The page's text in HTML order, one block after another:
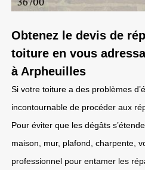
Obtenez le devis de
toiture en vous
à Arpheuilles
Si votre toiture a des problèmes
incontournable de procéder aux
Pour éviter que les dégâts
maison, mur, plafond, charpente,
professionnel pour entamer les